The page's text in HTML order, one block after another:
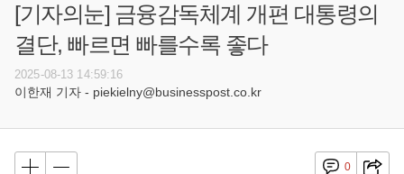
[기자의눈] 금융감독체계 개편 대통령의
결단, 빠르면 빠를수록 좋다
2025-08-13 14:59:16
이한재 기자 - piekielny@businesspost.co.kr
0